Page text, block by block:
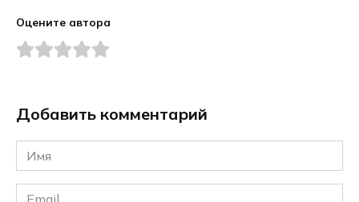
Оцените автора
Добавить комментарий
Имя
*
Email